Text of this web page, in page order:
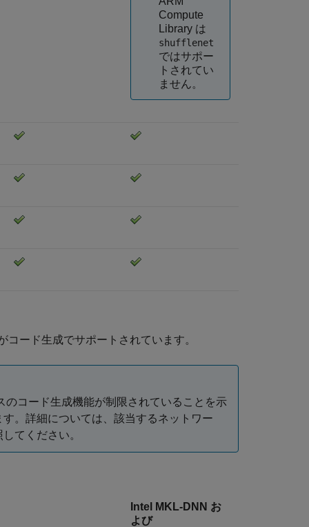
Compute
Library は
shufflenet
ではサポー
トされてい
ません。
ード生成でサポートされています。
コード生成機能が制限されていることを示
。詳細については、該当するネットワー
てください。
Intel MKL-DNN お
よび